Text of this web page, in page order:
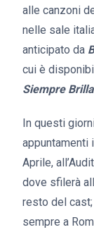
alle canzoni
nelle sale
anticipato da
cui è
Siempre
In questi
appuntamenti
Aprile,
dove sfilerà
resto del
sempre a